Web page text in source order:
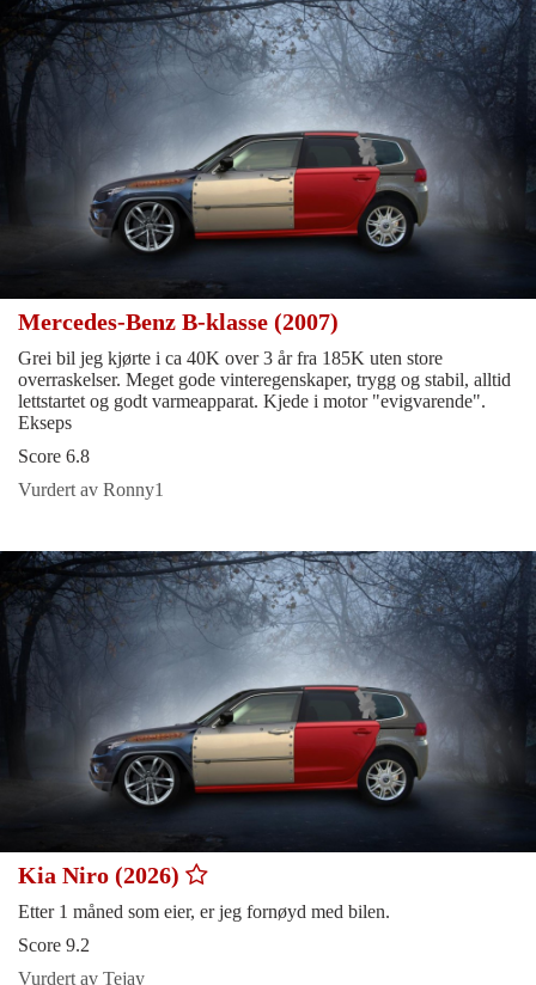
Mercedes-Benz B-klasse (2007)
Grei bil jeg kjørte i ca 40K over 3 år fra 185K uten store
overraskelser. Meget gode vinteregenskaper, trygg og stabil, alltid
lettstartet og godt varmeapparat. Kjede i motor "evigvarende".
Ekseps
Score 6.8
Vurdert av Ronny1
Kia Niro (2026)
Etter 1 måned som eier, er jeg fornøyd med bilen.
Score 9.2
Vurdert av Tejay